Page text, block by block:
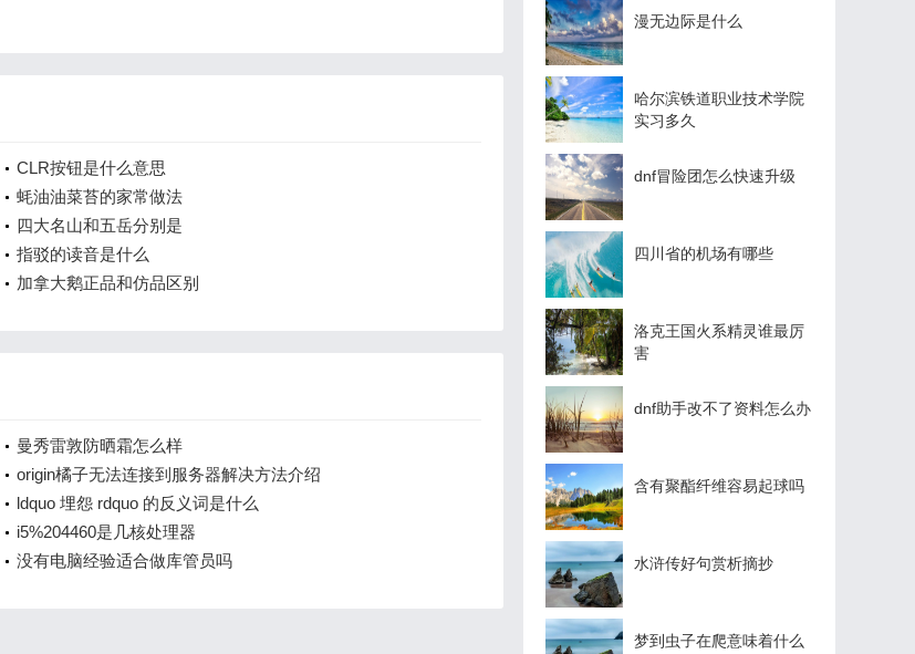
CLR按钮是什么意思
蚝油油菜苔的家常做法
四大名山和五岳分别是
指驳的读音是什么
加拿大鹅正品和仿品区别
曼秀雷敦防晒霜怎么样
origin橘子无法连接到服务器解决方法介绍
ldquo 埋怨 rdquo 的反义词是什么
i5%204460是几核处理器
没有电脑经验适合做库管员吗
漫无边际是什么
哈尔滨铁道职业技术学院
实习多久
dnf冒险团怎么快速升级
四川省的机场有哪些
洛克王国火系精灵谁最厉
害
dnf助手改不了资料怎么办
含有聚酯纤维容易起球吗
水浒传好句赏析摘抄
梦到虫子在爬意味着什么